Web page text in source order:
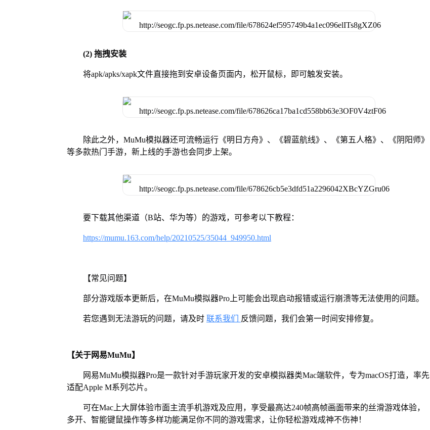
(2) 拖拽安装
将apk/apks/xapk文件直接拖到安卓设备页面内，松开鼠标，即可触发安装。
除此之外，MuMu模拟器还可流畅运行《明日方舟》、《碧蓝航线》、《第五人格》、《阴阳师》
等多款热门手游，新上线的手游也会同步上架。
要下载其他渠道（B站、华为等）的游戏，可参考以下教程：
https://mumu.163.com/help/20210525/35044_949950.html
【常见问题】
部分游戏版本更新后，在MuMu模拟器Pro上可能会出现启动报错或运行崩溃等无法使用的问题。
若您遇到无法游玩的问题，请及时 联系我们 反馈问题，我们会第一时间安排修复。
【关于网易MuMu】
网易MuMu模拟器Pro是一款针对手游玩家开发的安卓模拟器类Mac端软件，专为macOS打造，率先
适配Apple M系列芯片。
可在Mac上大屏体验市面主流手机游戏及应用，享受最高达240帧高帧画面带来的丝滑游戏体验，
多开、智能键鼠操作等多样功能满足你不同的游戏需求，让你轻松游戏成神不伤神！